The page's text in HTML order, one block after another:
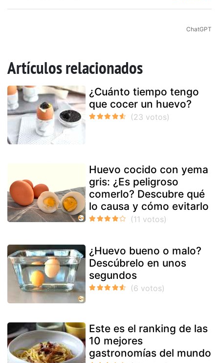
ChatGPT
Artículos relacionados
¿Cuánto tiempo tengo
que cocer un huevo?
Huevo cocido con yema
gris: ¿Es peligroso
comerlo? Descubre qué
lo causa y cómo evitarlo
¿Huevo bueno o malo?
Descúbrelo en unos
segundos
Este es el ranking de las
10 mejores
gastronomías del mundo